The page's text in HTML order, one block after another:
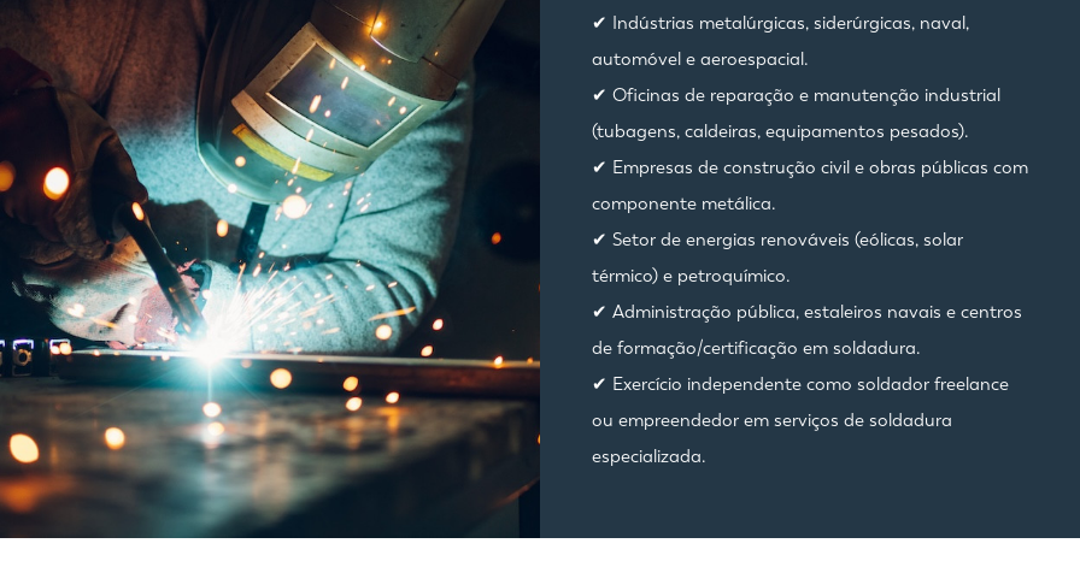
✔ Indústrias metalúrgicas, siderúrgicas, naval,
automóvel e aeroespacial.
✔ Oficinas de reparação e manutenção industrial
(tubagens, caldeiras, equipamentos pesados).
✔ Empresas de construção civil e obras públicas com
componente metálica.
✔ Setor de energias renováveis (eólicas, solar
térmico) e petroquímico.
✔ Administração pública, estaleiros navais e centros
de formação/certificação em soldadura.
✔ Exercício independente como soldador freelance
ou empreendedor em serviços de soldadura
especializada.